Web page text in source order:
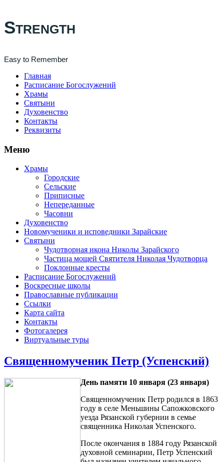
Strength
Easy to Remember
Главная
Расписание Богослужений
Храмы
Святыни
Духовенство
Контакты
Реквизиты
Меню
Храмы
Городские
Сельские
Приписные
Непереданные
Часовни
Духовенство
Новомученики и исповедники Зарайские
Святыни
Чудотворная икона Николы Зарайского
Частица мощей Святителя Николая Чудотворца
Поклонные кресты
Расписание Богослужений
Воскресные школы
Православные публикации
Ссылки
Карта сайта
Контакты
Фотогалерея
Виртуальные туры
Священномученик Петр (Успенский)
День памяти 10 января (23 января)
Священномученик Петр родился в 1863
году в селе Меньшины Сапожковского
уезда Рязанской губернии в семье
священника Николая Успенского.
После окончания в 1884 году Рязанской
духовной семинарии, Петр Успенский